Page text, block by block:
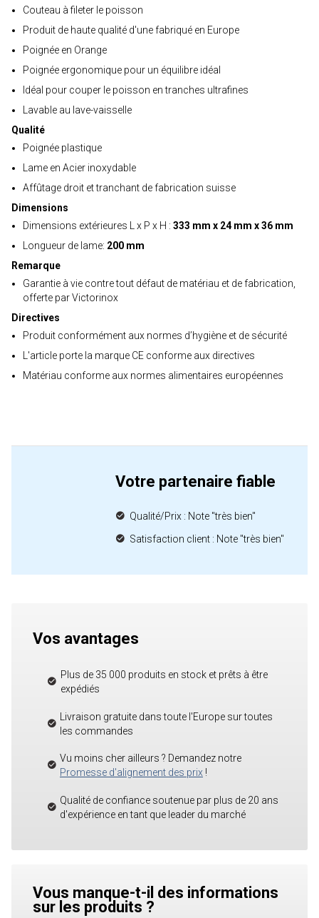
Couteau à fileter le poisson
Produit de haute qualité d'une fabriqué en Europe
Poignée en Orange
Poignée ergonomique pour un équilibre idéal
Idéal pour couper le poisson en tranches ultrafines
Lavable au lave-vaisselle
Qualité
Poignée plastique
Lame en Acier inoxydable
Affûtage droit et tranchant de fabrication suisse
Dimensions
Dimensions extérieures L x P x H : 333 mm x 24 mm x 36 mm
Longueur de lame: 200 mm
Remarque
Garantie à vie contre tout défaut de matériau et de fabrication,
offerte par Victorinox
Directives
Produit conformément aux normes d’hygiène et de sécurité
L'article porte la marque CE conforme aux directives
Matériau conforme aux normes alimentaires européennes
Votre partenaire fiable
Qualité/Prix : Note "très bien"
Satisfaction client : Note "très bien"
Vos avantages
Plus de 35 000 produits en stock et prêts à être
expédiés
Livraison gratuite dans toute l'Europe sur toutes
les commandes
Vu moins cher ailleurs ? Demandez notre
Promesse d'alignement des prix !
Qualité de confiance soutenue par plus de 20 ans
d'expérience en tant que leader du marché
Vous manque-t-il des informations
sur les produits ?